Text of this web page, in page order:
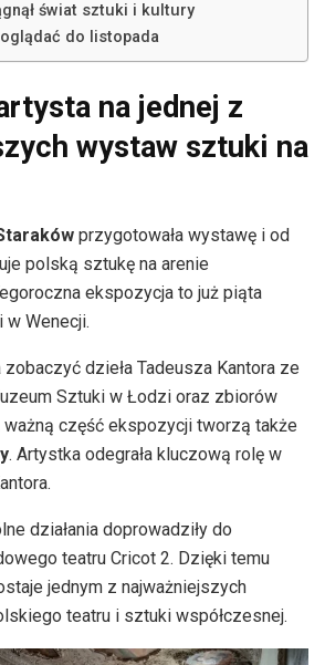
świat sztuki i kultury
do listopada
na jednej z
wystaw sztuki na
przygotowała wystawę i od
polską sztukę na arenie
ekspozycja to już piąta
w Wenecji.
dzieła Tadeusza Kantora ze
Sztuki w Łodzi oraz zbiorów
ważną część ekspozycji tworzą także
. Artystka odegrała kluczową rolę w
działania doprowadziły do
teatru Cricot 2. Dzięki temu
jednym z najważniejszych
teatru i sztuki współczesnej.